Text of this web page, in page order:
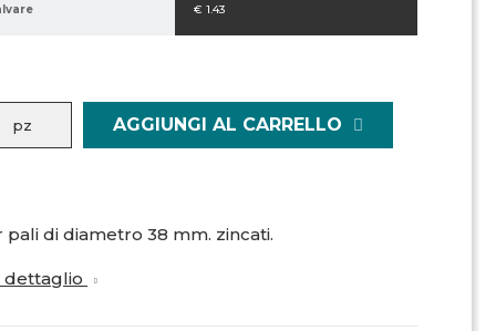
€ 1.43
pz AGGIUNGI AL CARRELLO
pali di diametro 38 mm. zincati.
dettaglio